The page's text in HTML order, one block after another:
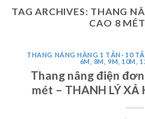
TAG ARCHIVES: THANG
CAO 8
THANG NÂNG HÀNG 1 TẤN- 10
6M, 8M, 9M, 10M,
Thang nâng điện
mét – THANH LÝ XẢ